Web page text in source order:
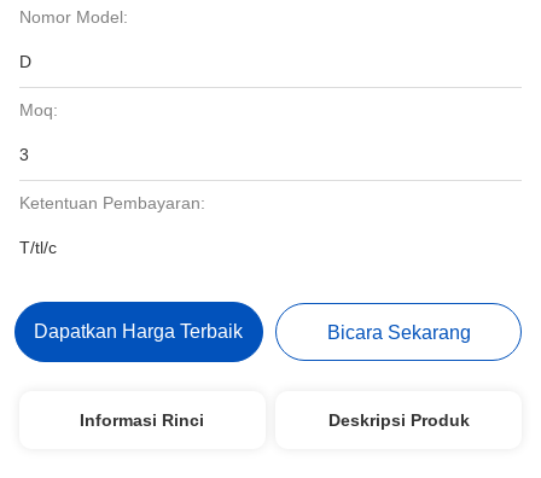
Nomor Model:
D
Moq:
3
Ketentuan Pembayaran:
T/tl/c
Dapatkan Harga Terbaik Bicara Sekarang
Informasi Rinci Deskripsi Produk